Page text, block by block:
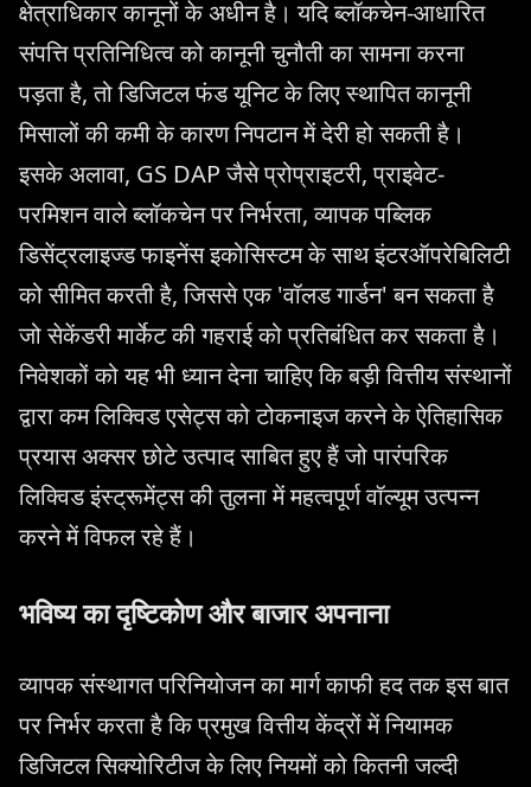
क्षेत्राधिकार कानूनों के अधीन है। यदि ब्लॉकचेन-आधारित
संपत्ति प्रतिनिधित्व को कानूनी चुनौती का सामना करना
पड़ता है, तो डिजिटल फंड यूनिट के लिए स्थापित कानूनी
मिसालों की कमी के कारण निपटान में देरी हो सकती है।
इसके अलावा, GS DAP जैसे प्रोप्राइटरी, प्राइवेट-
परमिशन वाले ब्लॉकचेन पर निर्भरता, व्यापक पब्लिक
डिसेंट्रलाइज्ड फाइनेंस इकोसिस्टम के साथ इंटरऑपरेबिलिटी
को सीमित करती है, जिससे एक 'वॉलड गार्डन' बन सकता है
जो सेकेंडरी मार्केट की गहराई को प्रतिबंधित कर सकता है।
निवेशकों को यह भी ध्यान देना चाहिए कि बड़ी वित्तीय संस्थानों
द्वारा कम लिक्विड एसेट्स को टोकनाइज करने के ऐतिहासिक
प्रयास अक्सर छोटे उत्पाद साबित हुए हैं जो पारंपरिक
लिक्विड इंस्ट्रूमेंट्स की तुलना में महत्वपूर्ण वॉल्यूम उत्पन्न
करने में विफल रहे हैं।
भविष्य का दृष्टिकोण और बाजार अपनाना
व्यापक संस्थागत परिनियोजन का मार्ग काफी हद तक इस बात
पर निर्भर करता है कि प्रमुख वित्तीय केंद्रों में नियामक
डिजिटल सिक्योरिटीज के लिए नियमों को कितनी जल्दी